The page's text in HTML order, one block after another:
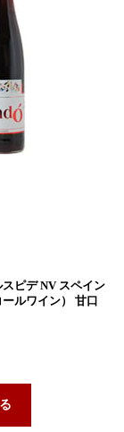
ピデ NV スペイン
ルワイン） 甘口